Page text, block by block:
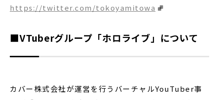
https://twitter.com/tokoyamitowa
■VTuberグループ「ホロライブ」について
カバー株式会社が運営を行うバーチャルYouTuber事